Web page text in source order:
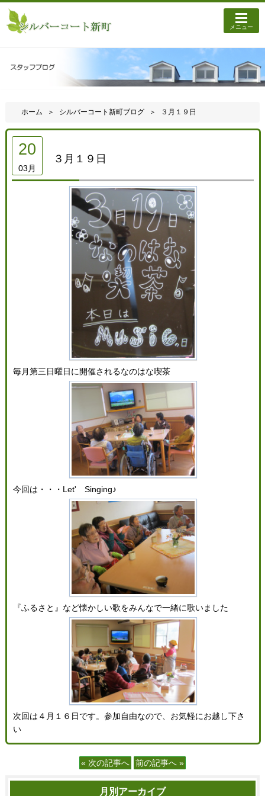
メニュー
ホーム シルバーコート新町ブログ ３月１９日
20
03月
３月１９日
毎月第三日曜日に開催されるなのはな喫茶
今回は・・・Let' Singing♪
『ふるさと』など懐かしい歌をみんなで一緒に歌いました
次回は４月１６日です。参加自由なので、お気軽にお越し下さ
い
« 次の記事へ 前の記事へ »
月別アーカイブ